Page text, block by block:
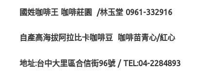
國姓咖啡王 咖啡莊園 /林玉堂 0961-332916
自產高海拔阿拉比卡咖啡豆 咖啡苗青心/紅心
地址:台中大里區合信街96號 / TEL:04-2284893